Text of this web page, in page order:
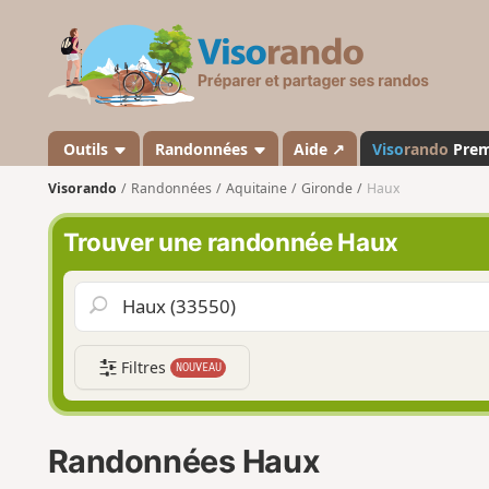
s
a
n
o
Outils Randonnées Aide ↗ Visorando
Visorando Randonnées Aquitaine Gironde Haux
Trouver une randonnée Haux
Filtres NOUVEAU
Randonnées Haux